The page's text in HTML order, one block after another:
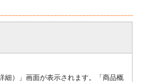
細）」画面が表示されます。「商品概